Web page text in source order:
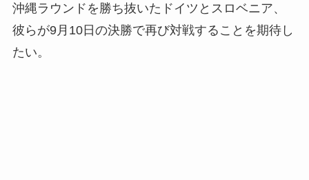
沖縄ラウンドを勝ち抜いたドイツとスロベニア、
彼らが9月10日の決勝で再び対戦することを期待し
たい。